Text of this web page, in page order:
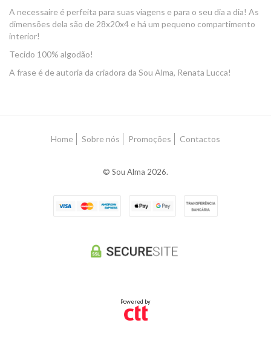
A necessaire é perfeita para suas viagens e para o seu dia a dia! As
dimensões dela são de 28x20x4 e há um pequeno compartimento
interior!
Tecido 100% algodão!
A frase é de autoria da criadora da Sou Alma, Renata Lucca!
Home Sobre nós Promoções Contactos
© Sou Alma 2026.
Powered by